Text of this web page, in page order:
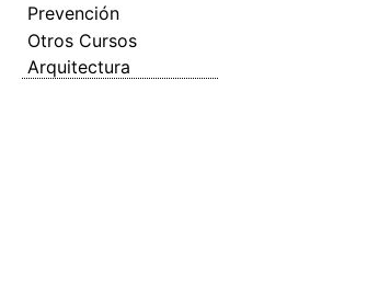
Prevención
Otros Cursos
Arquitectura